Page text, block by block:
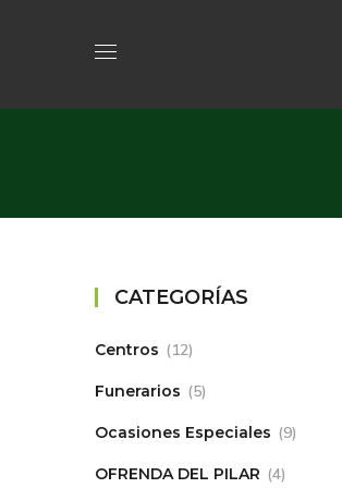
CATEGORÍAS
Centros 12
Funerarios 5
Ocasiones Especiales 9
OFRENDA DEL PILAR 4